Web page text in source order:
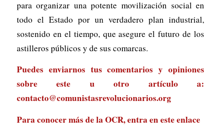
para organizar una potente movilización social en
todo el Estado por un verdadero plan industrial,
sostenido en el tiempo, que asegure el futuro de los
astilleros públicos y de sus comarcas.
Puedes enviarnos tus comentarios y opiniones
sobre este u otro artículo a:
contacto@comunistasrevolucionarios.org
Para conocer más de la OCR, entra eneste enlace